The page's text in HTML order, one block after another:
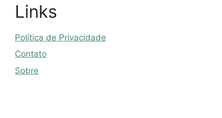
Links
Política de Privacidade
Contato
Sobre